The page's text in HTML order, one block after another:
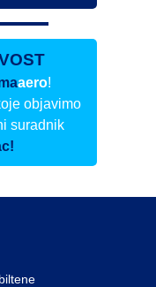
aero!
objavimo
suradnik